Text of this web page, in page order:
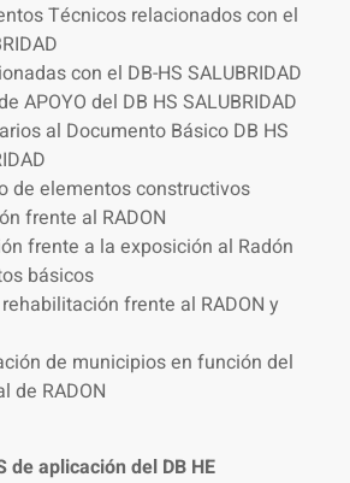
Técnicos relacionados con el
con el DB-HS SALUBRIDAD
APOYO del DB HS SALUBRIDAD
al Documento Básico DB HS
de elementos constructivos
frente al RADON
frente a la exposición al Radón
básicos
frente al RADON y
de municipios en función del
de RADON
de aplicación del DB HE